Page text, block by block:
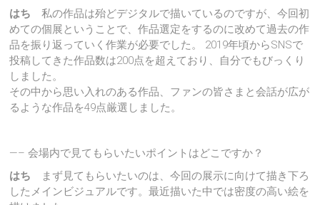
はち私の作品は殆どデジタルで描いているのですが、今回初
めての個展ということで、作品選定をするのに改めて過去の作
品を振り返っていく作業が必要でした。 2019年頃からSNSで
投稿してきた作品数は200点を超えており、自分でもびっくり
しました。
その中から思い入れのある作品、ファンの皆さまと会話が広が
るような作品を49点厳選しました。
—– 会場内で見てもらいたいポイントはどこですか？
はち
まず見てもらいたいのは、今回の展示に向けて描き下ろ
したメインビジュアルです。最近描いた中では密度の高い絵を